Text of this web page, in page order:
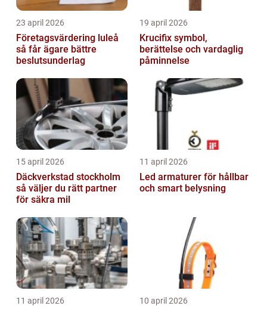
23 april 2026
Företagsvärdering luleå
så får ägare bättre
beslutsunderlag
19 april 2026
Krucifix symbol,
berättelse och vardaglig
påminnelse
15 april 2026
Däckverkstad stockholm
så väljer du rätt partner
för säkra mil
11 april 2026
Led armaturer för hållbar
och smart belysning
11 april 2026 10 april 2026